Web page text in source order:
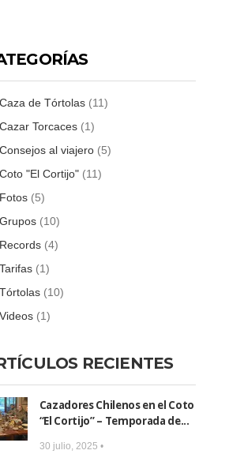
de Tórtolas(11)
Torcaces(1)
al viajero(5)
"El Cortijo"(11)
(5)
(10)
(4)
(1)
(10)
(1)
RECIENTES
Cazadores Chilenos en el Coto
“El Cortijo” – Temporada de...
30 julio, 2025 •